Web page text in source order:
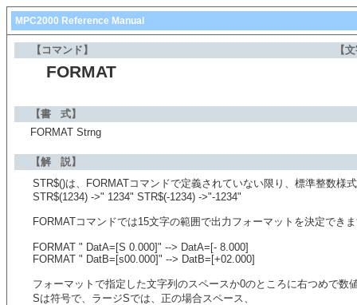
MPC2000 Reference Manual
【コマンド】 【
FORMAT
【書 式】
FORMAT Strng
【解 説】
STR$()は、FORMATコマンドで定義されていない限り、標準整数様
STR$(1234) ->" 1234" STR$(-1234) ->"-1234"
FORMATコマンドでは15文字の範囲で出力フォーマットを決定でき
FORMAT " DatA=[S 0.000]" --> DatA=[- 8.000]
FORMAT " DatB=[s00.000]" --> DatB=[+02.000]
フォーマットで指定した文字列のスペースか0のところに右つめで数
Sは符号で、ラージSでは、正の場合スペース、